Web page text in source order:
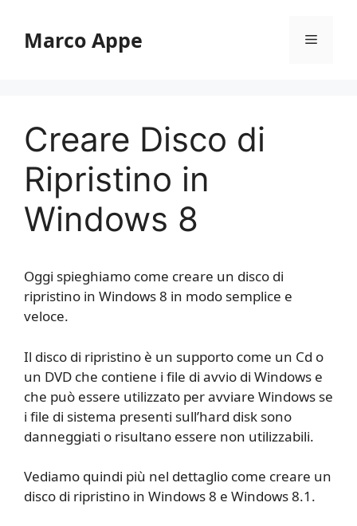
contenuto
Marco Appe Menu
Creare Disco di
Ripristino in
Windows 8
Oggi spieghiamo come creare un disco di
ripristino in Windows 8 in modo semplice e
veloce.
Il disco di ripristino è un supporto come un Cd o
un DVD che contiene i file di avvio di Windows e
che può essere utilizzato per avviare Windows se
i file di sistema presenti sull’hard disk sono
danneggiati o risultano essere non utilizzabili.
Vediamo quindi più nel dettaglio come creare un
disco di ripristino in Windows 8 e Windows 8.1.